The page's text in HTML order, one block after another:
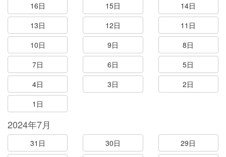
16日
15日
14日
13日
12日
11日
10日
9日
8日
7日
6日
5日
4日
3日
2日
1日
2024年7月
31日 30日
29日